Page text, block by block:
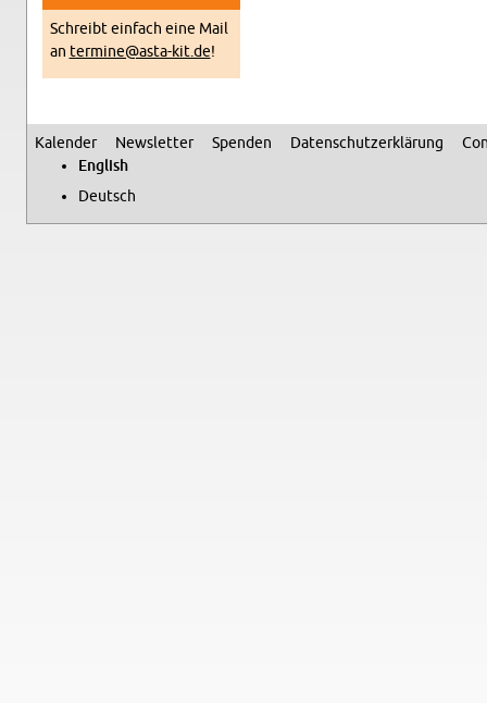
Schreibt ein­fach eine Mail
an termine@​asta-​kit.​de!
Sec­ondary menu
Kalen­der Newslet­ter Spenden Daten­schutzerklärung
Eng­lish
Deutsch